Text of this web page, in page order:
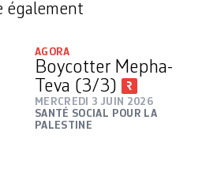
également
AGORA
Boycotter Mepha-
Teva (3/3)
MERCREDI 3 JUIN 2026
SANTÉ SOCIAL POUR LA
PALESTINE